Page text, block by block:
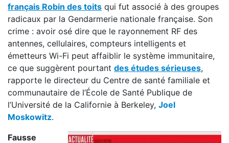
français Robin des toits qui fut associé à des groupes
radicaux par la Gendarmerie nationale française. Son
crime : avoir osé dire que le rayonnement RF des
antennes, cellulaires, compteurs intelligents et
émetteurs Wi-Fi peut affaiblir le système immunitaire,
ce que suggèrent pourtant des études sérieuses,
rapporte le directeur du Centre de santé familiale et
communautaire de l’École de Santé Publique de
l’Université de la Californie à Berkeley, Joel
Moskowitz.
Fausse